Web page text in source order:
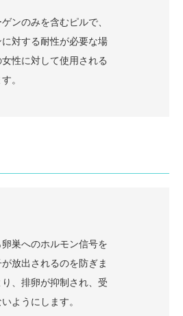
ンのみを含むピルで、
対する耐性が必要な場
性に対して使用される
。
巣へのホルモン信号を
放出されるのを防ぎま
、排卵が抑制され、受
ようにします。